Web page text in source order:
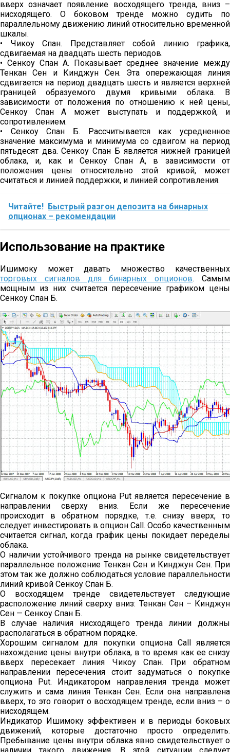
вверх означает появление восходящего тренда, вниз –
нисходящего. О боковом тренде можно судить по
параллельному движению линий относительно временной
шкалы.
• Чикоу Спан. Представляет собой линию графика,
сдвигаемая на двадцать шесть периодов.
• Сенкоу Спан А. Показывает среднее значение между
Тенкан Сен и Кинджун Сен. Эта опережающая линия
сдвигается на период двадцать шесть и является верхней
границей образуемого двумя кривыми облака. В
зависимости от положения по отношению к ней цены,
Сенкоу Спан А может выступать и поддержкой, и
сопротивлением.
• Сенкоу Спан Б. Рассчитывается как усредненное
значение максимума и минимума со сдвигом на период
пятьдесят два. Сенкоу Спан Б является нижней границей
облака, и, как и Сенкоу Спан А, в зависимости от
положения цены относительно этой кривой, может
считаться и линией поддержки, и линией сопротивления.
Читайте! Быстрый разгон депозита на бинарных
опционах – рекомендации
Использование на практике
Ишимоку может давать множество качественных
торговых сигналов для бинарных опционов. Самым
мощным из них считается пересечение графиком цены
Сенкоу Спан Б.
Сигналом к покупке опциона Put является пересечение в
направлении сверху вниз. Если же пересечение
происходит в обратном порядке, т.е. снизу вверх, то
следует инвестировать в опцион Call. Особо качественным
считается сигнал, когда график цены покидает переделы
облака.
О наличии устойчивого тренда на рынке свидетельствует
параллельное положение Тенкан Сен и Кинджун Сен. При
этом так же должно соблюдаться условие параллельности
линий кривой Сенкоу Спан Б.
О восходящем тренде свидетельствует следующие
расположение линий сверху вниз: Тенкан Сен – Кинджун
Сен — Сенкоу Спан Б.
В случае наличия нисходящего тренда линии должны
располагаться в обратном порядке.
Хорошим сигналом для покупки опциона Call является
нахождение цены внутри облака, в то время как ее снизу
вверх пересекает линия Чикоу Спан. При обратном
направлении пересечения стоит задуматься о покупке
опциона Put. Индикатором направления тренда может
служить и сама линия Тенкан Сен. Если она направлена
вверх, то это говорит о восходящем тренде, если вниз – о
нисходящем.
Индикатор Ишимоку эффективен и в периоды боковых
движений, которые достаточно просто определить.
Пребывание цены внутри облака явно свидетельствует о